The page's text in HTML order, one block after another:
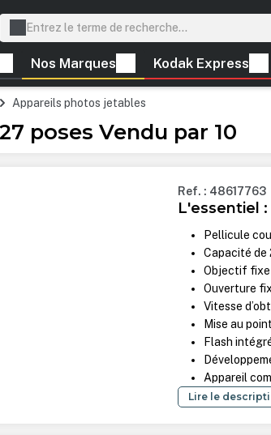
Nos Marques Kodak Express
Appareils photos jetables
poses Vendu par 10
Ref. : 48617763
L'essentiel :
Pellicule
Capacité de
Objectif fixe
Ouverture
Vitesse
Mise au
Flash
Appareil
Lire le